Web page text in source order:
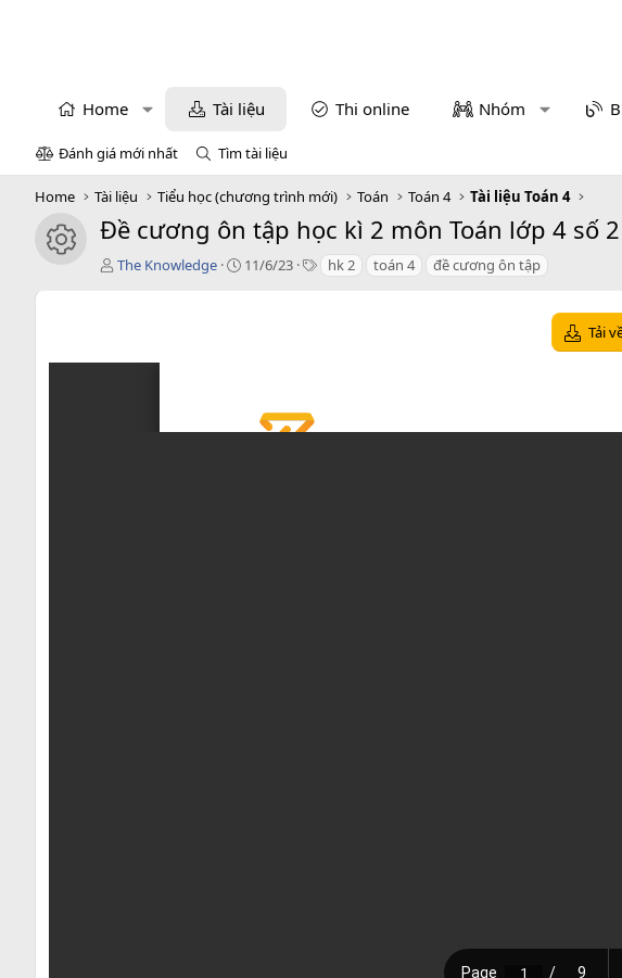
Home Tài liệu Thi online Nhóm
Đánh giá mới nhất Tìm tài liệu
Home Tài liệu Tiểu học (chương trình mới) Toán Toán 4 Tài liệu Toán 4
icon tài liệu
Đề cương ôn tập học kì 2 môn Toán lớp 4 số 2
T
ả
The Knowledge
C11/6/23
T hk 2 toán 4 đề cương ôn tập
Tải